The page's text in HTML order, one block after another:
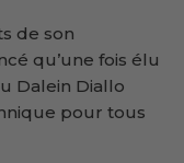
de son
qu’une fois élu
Dalein Diallo
pour tous